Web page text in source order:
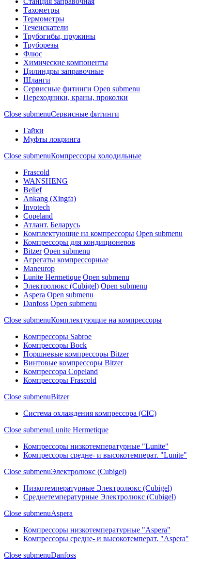
Тахометры
Термометры
Течеискатели
Трубогибы, пружины
Труборезы
Флюс
Химические компоненты
Цилиндры заправочные
Шланги
Сервисные фитинги Open submenu
Переходники, краны, проколки
Close submenuСервисные фитинги
Гайки
Муфты локринга
Close submenuКомпрессоры холодильные
Frascold
WANSHENG
Belief
Ankang (Xingfa)
Invotech
Copeland
Атлант. Беларусь
Комплектующие на компрессоры Open submenu
Компрессоры для кондиционеров
Bitzer Open submenu
Агрегаты компрессорные
Maneurop
Lunite Hermetique Open submenu
Электролюкс (Cubigel) Open submenu
Aspera Open submenu
Danfoss Open submenu
Close submenuКомплектующие на компрессоры
Компрессоры Sabroe
Компрессоры Bock
Поршневые компрессоры Bitzer
Винтовые компрессоры Bitzer
Компрессора Copeland
Компрессоры Frascold
Close submenuBitzer
Система охлаждения компрессора (CIC)
Close submenuLunite Hermetique
Компрессоры низкотемпературные "Lunite"
Компрессоры средне- и высокотемперат. "Lunite"
Close submenuЭлектролюкс (Cubigel)
Низкотемпературные Электролюкс (Cubigel)
Среднетемпературные Электролюкс (Cubigel)
Close submenuAspera
Компрессоры низкотемпературные "Aspera"
Компрессоры средне- и высокотемперат. "Aspera"
Close submenuDanfoss